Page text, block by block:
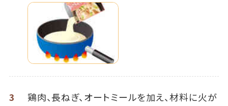
3
鶏肉、長ねぎ、オートミールを加え、材料に火が